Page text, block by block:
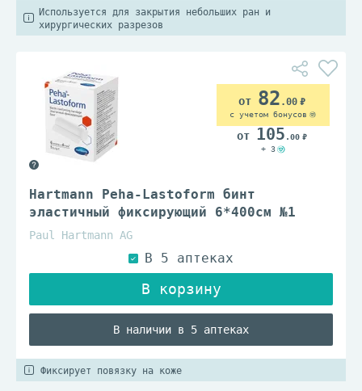
Используется для закрытия небольших ран и
хирургических разрезов
Hartmann Peha-Lastoform бинт
эластичный фиксирующий 6*400см №1
Paul Hartmann AG
В наличии в 5 аптеках
82 .00
с учетом бонусов
105 .00
+ 3
Фиксирует повязку на коже